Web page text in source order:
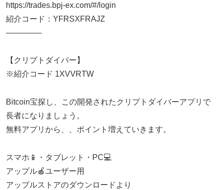
https://trades.bpj-ex.com/#/login
紹介コード：YFRSXFRAJZ
————–
【クリプトダイバー】
※紹介コード 1XVVRTW
Bitcoin宝探し、この開発されたクリプトダイバーアプリで
長者になりましょう。
無料アプリから、、ポイント増えていきます。
スマホ📱・タブレット・PC💻
アップル🍎ユーザー用
アップルストアのダウンロードより